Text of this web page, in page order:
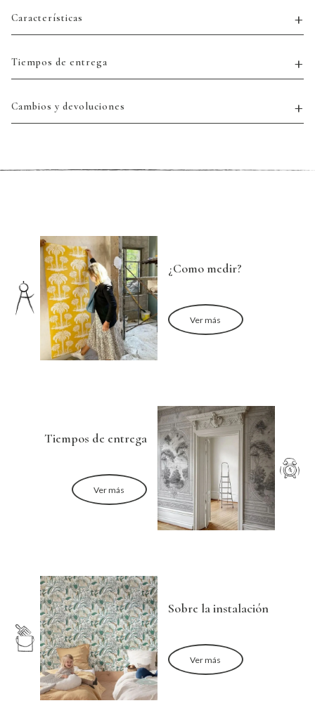
Características
Tiempos de entrega
Cambios y devoluciones
¿Como medir?
Ver más
Tiempos de entrega
Ver más
Sobre la instalación
Ver más